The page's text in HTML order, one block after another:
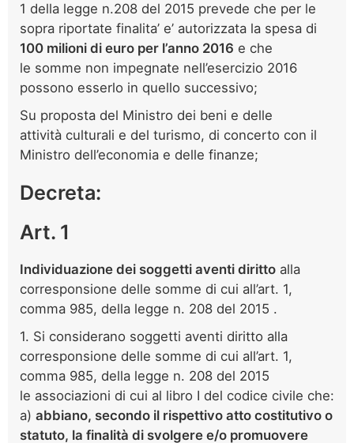
1 della legge n.208 del 2015 prevede che per le
sopra riportate finalita’ e’ autorizzata la spesa di
100 milioni di euro per l’anno 2016 e che
le somme non impegnate nell’esercizio 2016
possono esserlo in quello successivo;
Su proposta del Ministro dei beni e delle
attività culturali e del turismo, di concerto con il
Ministro dell’economia e delle finanze;
Decreta:
Art. 1
Individuazione dei soggetti aventi diritto alla
corresponsione delle somme di cui all’art. 1,
comma 985, della legge n. 208 del 2015 .
1. Si considerano soggetti aventi diritto alla
corresponsione delle somme di cui all’art. 1,
comma 985, della legge n. 208 del 2015
le associazioni di cui al libro I del codice civile che:
a) abbiano, secondo il rispettivo atto costitutivo o
statuto, la finalità di svolgere e/o promuovere